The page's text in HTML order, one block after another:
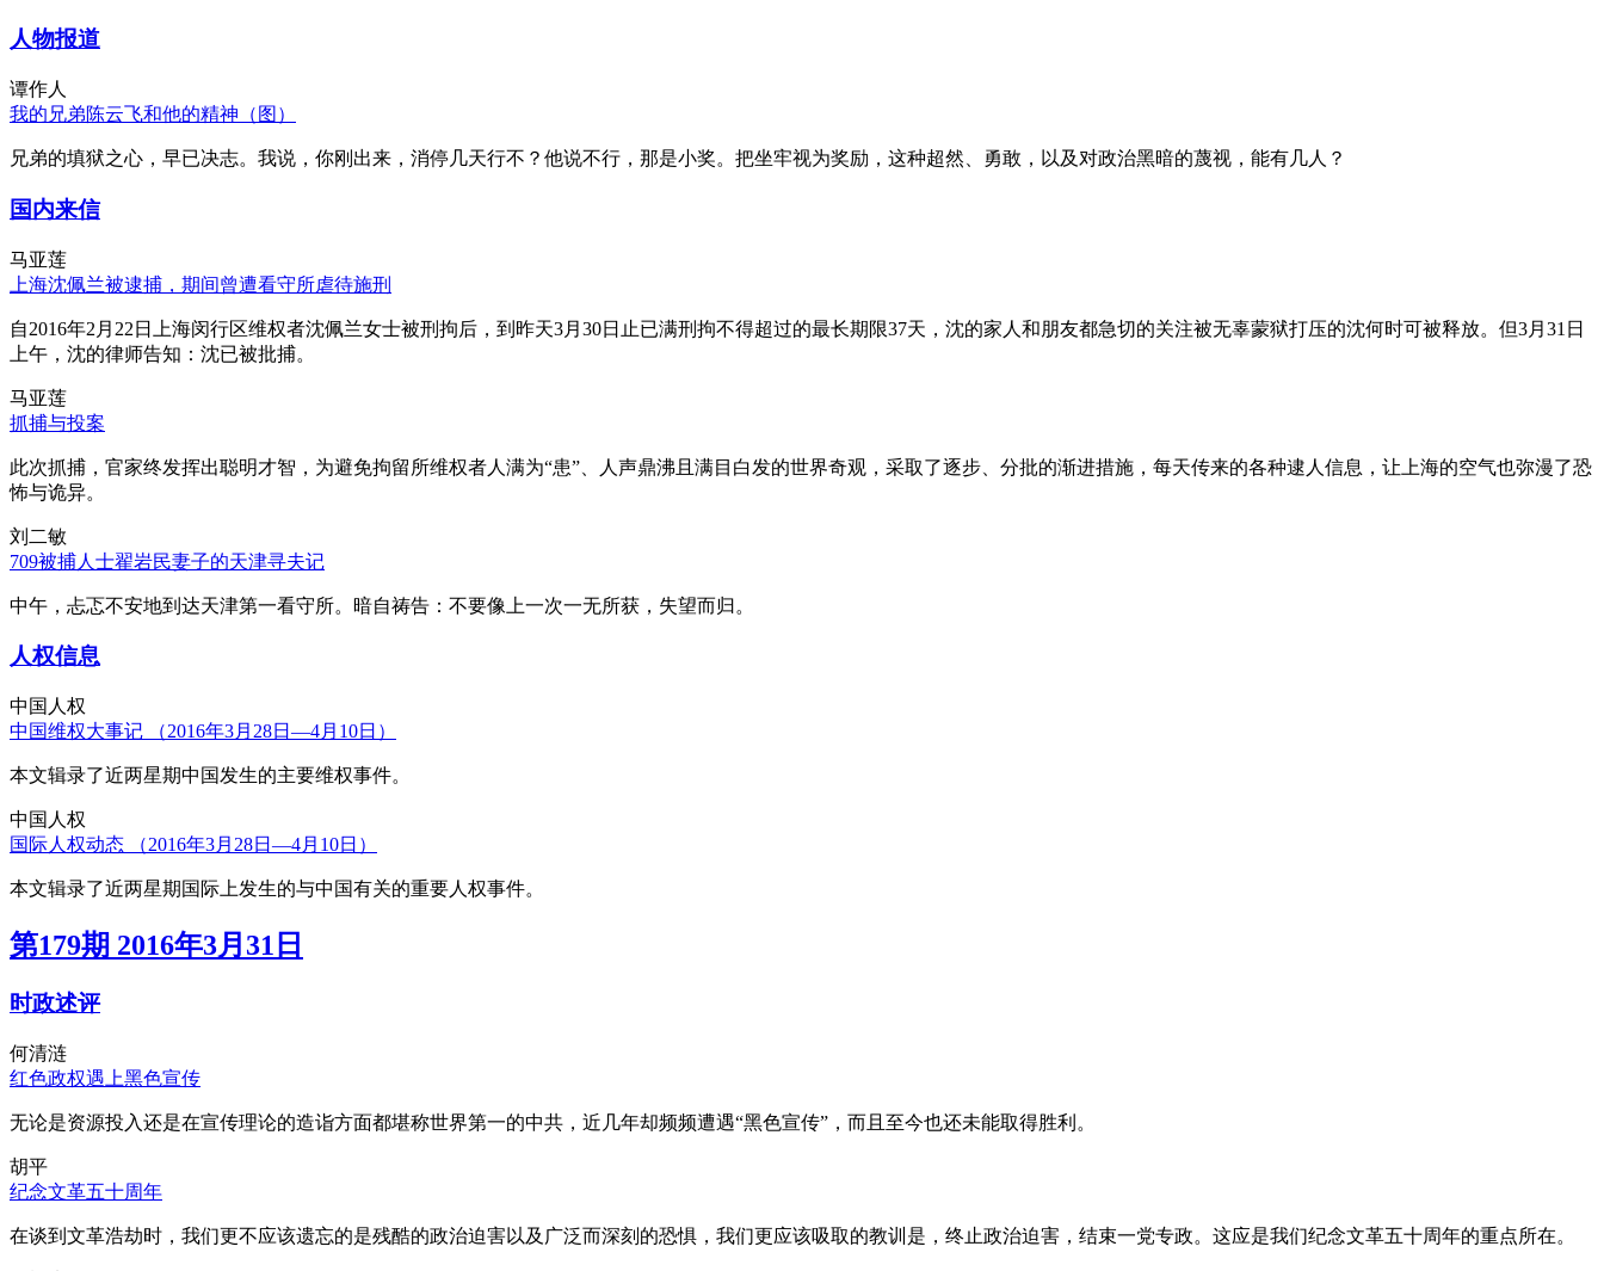
人物报道
谭作人
我的兄弟陈云飞和他的精神（图）
兄弟的填狱之心，早已决志。我说，你刚出来，消停几天行不？他说不行，那是小奖。把坐牢视为奖励，这种超然、勇敢，以及对政治黑暗的蔑视，能有几人？
国内来信
马亚莲
上海沈佩兰被逮捕，期间曾遭看守所虐待施刑
自2016年2月22日上海闵行区维权者沈佩兰女士被刑拘后，到昨天3月30日止已满刑拘不得超过的最长期限37天，沈的家人和朋友都急切的关注被无辜蒙狱打压的沈何时可被释放。但3月31日
上午，沈的律师告知：沈已被批捕。
马亚莲
抓捕与投案
此次抓捕，官家终发挥出聪明才智，为避免拘留所维权者人满为“患”、人声鼎沸且满目白发的世界奇观，采取了逐步、分批的渐进措施，每天传来的各种逮人信息，让上海的空气也弥漫了恐
怖与诡异。
刘二敏
709被捕人士翟岩民妻子的天津寻夫记
中午，忐忑不安地到达天津第一看守所。暗自祷告：不要像上一次一无所获，失望而归。
人权信息
中国人权
中国维权大事记 （2016年3月28日—4月10日）
本文辑录了近两星期中国发生的主要维权事件。
中国人权
国际人权动态 （2016年3月28日—4月10日）
本文辑录了近两星期国际上发生的与中国有关的重要人权事件。
第179期 2016年3月31日
时政述评
何清涟
红色政权遇上黑色宣传
无论是资源投入还是在宣传理论的造诣方面都堪称世界第一的中共，近几年却频频遭遇“黑色宣传”，而且至今也还未能取得胜利。
胡平
纪念文革五十周年
在谈到文革浩劫时，我们更不应该遗忘的是残酷的政治迫害以及广泛而深刻的恐惧，我们更应该吸取的教训是，终止政治迫害，结束一党专政。这应是我们纪念文革五十周年的重点所在。